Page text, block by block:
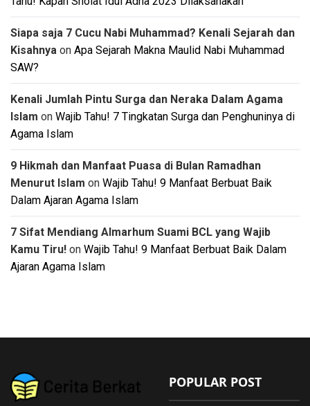
Siapa saja 7 Cucu Nabi Muhammad? Kenali Sejarah dan
Kisahnya on Apa Sejarah Makna Maulid Nabi Muhammad
SAW?
Kenali Jumlah Pintu Surga dan Neraka Dalam Agama
Islam on Wajib Tahu! 7 Tingkatan Surga dan Penghuninya di
Agama Islam
9 Hikmah dan Manfaat Puasa di Bulan Ramadhan
Menurut Islam on Wajib Tahu! 9 Manfaat Berbuat Baik
Dalam Ajaran Agama Islam
7 Sifat Mendiang Almarhum Suami BCL yang Wajib
Kamu Tiru! on Wajib Tahu! 9 Manfaat Berbuat Baik Dalam
Ajaran Agama Islam
POPULAR POST